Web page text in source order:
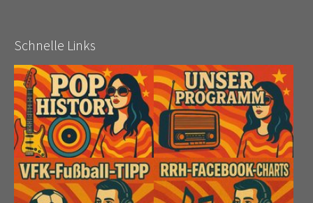
Schnelle Links